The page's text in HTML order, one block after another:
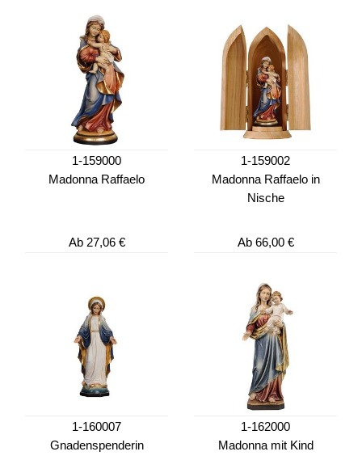
1-159000
Madonna Raffaelo
Ab27,06 €
1-159002
Madonna Raffaelo in
Nische
Ab66,00 €
1-160007
Gnadenspenderin
1-162000
Madonna mit Kind